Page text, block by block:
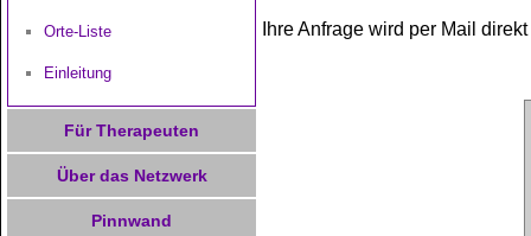
Orte-Liste
Einleitung
Für Therapeuten
Über das Netzwerk
Pinnwand
Ihre Anfrage wird per Mail